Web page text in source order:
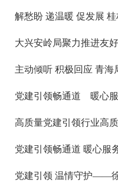
解愁盼 递温暖 促发展
大兴安岭局聚力推进友
主动倾听 积极回应 青
党建引领畅通道 暖心
高质量党建引领行业高
党建引领畅通道 暖心服
党建引领 温情守护——